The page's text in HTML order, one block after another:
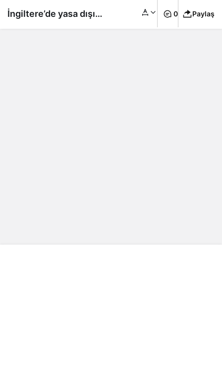
İngiltere’de yasa dışı 0 Paylaş